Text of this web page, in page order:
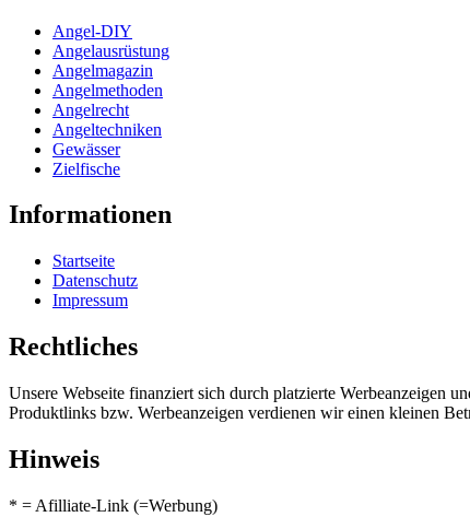
Angel-DIY
Angelausrüstung
Angelmagazin
Angelmethoden
Angelrecht
Angeltechniken
Gewässer
Zielfische
Informationen
Startseite
Datenschutz
Impressum
Rechtliches
Unsere Webseite finanziert sich durch platzierte
Produktlinks bzw. Werbeanzeigen verdienen wir einen kleinen
Hinweis
* = Afilliate-Link (=Werbung)